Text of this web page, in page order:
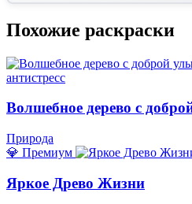
Похожие раскраски
Волшебное дерево с
Природа
💎 Премиум
Яркое Древо Жизни